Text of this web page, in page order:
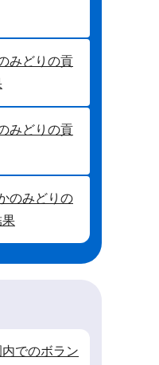
みどりの貢
みどりの貢
のみどりの
でのボラン